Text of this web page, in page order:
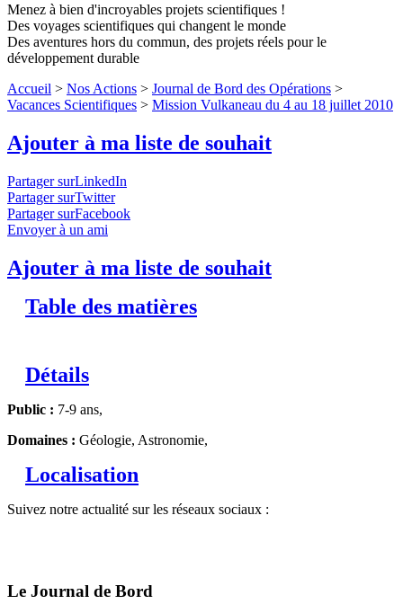
Menez à bien d'incroyables projets scientifiques !
Des voyages scientifiques qui changent le monde
Des aventures hors du commun, des projets réels pour le
développement durable
Accueil > Nos Actions > Journal de Bord des Opérations >
Vacances Scientifiques > Mission Vulkaneau du 4 au 18 juillet 2010
Ajouter à ma liste de souhait
Partager surLinkedIn
Partager surTwitter
Partager surFacebook
Envoyer à un ami
Ajouter à ma liste de souhait
Table des matières
Détails
Public : 7-9 ans,
Domaines : Géologie, Astronomie,
Localisation
Suivez notre actualité sur les réseaux sociaux :
Le Journal de Bord